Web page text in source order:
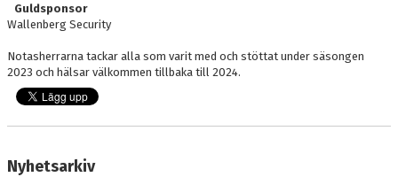
Guldsponsor
Wallenberg Security
Notasherrarna tackar alla som varit med och stöttat under säsongen
2023 och hälsar välkommen tillbaka till 2024.
Nyhetsarkiv